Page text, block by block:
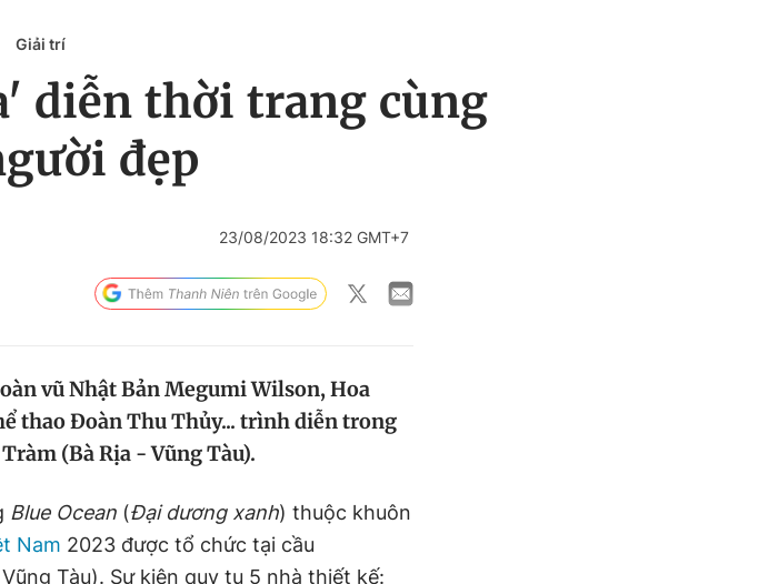
Giải trí
diễn thời trang cùng
đẹp
23/08/2023 18:32 GMT+7
vũ Nhật Bản Megumi Wilson, Hoa
thao Đoàn Thu Thủy... trình diễn trong
(Bà Rịa - Vũng Tàu).
Blue Ocean (Đại dương xanh) thuộc khuôn
Nam 2023 được tổ chức tại cầu
Tàu). Sự kiện quy tụ 5 nhà thiết kế: